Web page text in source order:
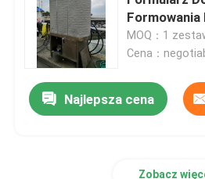
Forma szamba
Forma zbiornika na wodę
MOQ：1
Cena：
Najlepsza cena
Zobacz